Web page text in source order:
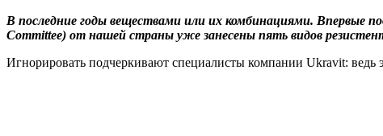
В последние годы веществами или их комбинациями. Впервые
Committee) от нашей страны уже занесены пять видов
Игнорировать подчеркивают специалисты компании Ukravit: ведь